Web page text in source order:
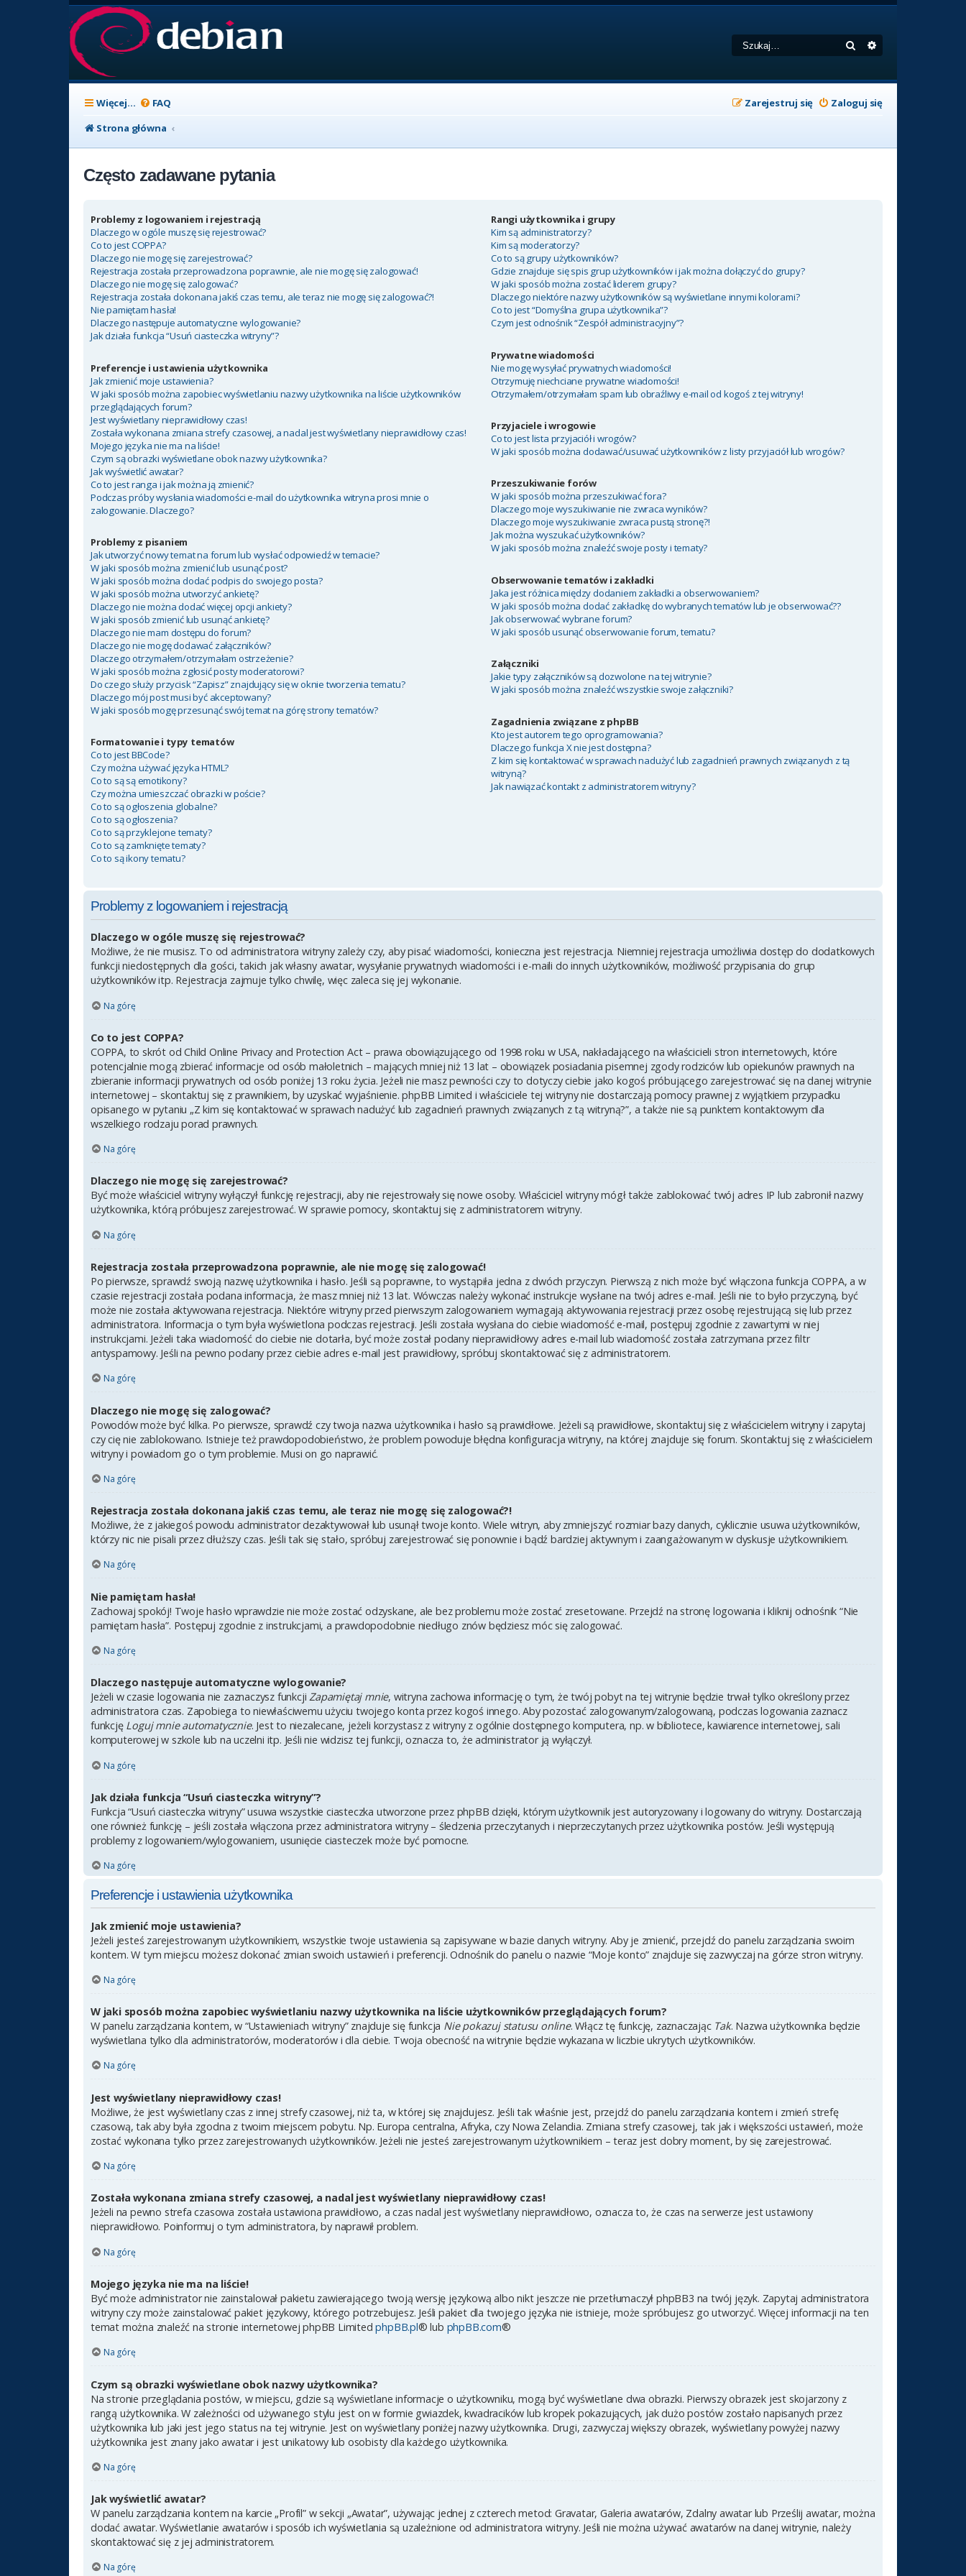
Szukaj
Więcej… FAQ Zaloguj się
Zarejestruj się
Strona główna
Często zadawane pytania
Problemy z logowaniem i rejestracją
Dlaczego w ogóle muszę się rejestrować?
Co to jest COPPA?
Dlaczego nie mogę się zarejestrować?
Rejestracja została przeprowadzona poprawnie, ale nie mogę się zalogować!
Dlaczego nie mogę się zalogować?
Rejestracja została dokonana jakiś czas temu, ale teraz nie mogę się zalogować?!
Nie pamiętam hasła!
Dlaczego następuje automatyczne wylogowanie?
Jak działa funkcja “Usuń ciasteczka witryny”?
Preferencje i ustawienia użytkownika
Jak zmienić moje ustawienia?
W jaki sposób można zapobiec wyświetlaniu nazwy użytkownika na liście użytkowników
przeglądających forum?
Jest wyświetlany nieprawidłowy czas!
Została wykonana zmiana strefy czasowej, a nadal jest wyświetlany nieprawidłowy czas!
Mojego języka nie ma na liście!
Czym są obrazki wyświetlane obok nazwy użytkownika?
Jak wyświetlić awatar?
Co to jest ranga i jak można ją zmienić?
Podczas próby wysłania wiadomości e-mail do użytkownika witryna prosi mnie o
zalogowanie. Dlaczego?
Problemy z pisaniem
Jak utworzyć nowy temat na forum lub wysłać odpowiedź w temacie?
W jaki sposób można zmienić lub usunąć post?
W jaki sposób można dodać podpis do swojego posta?
W jaki sposób można utworzyć ankietę?
Dlaczego nie można dodać więcej opcji ankiety?
W jaki sposób zmienić lub usunąć ankietę?
Dlaczego nie mam dostępu do forum?
Dlaczego nie mogę dodawać załączników?
Dlaczego otrzymałem/otrzymałam ostrzeżenie?
W jaki sposób można zgłosić posty moderatorowi?
Do czego służy przycisk “Zapisz” znajdujący się w oknie tworzenia tematu?
Dlaczego mój post musi być akceptowany?
W jaki sposób mogę przesunąć swój temat na górę strony tematów?
Formatowanie i typy tematów
Co to jest BBCode?
Czy można używać języka HTML?
Co to są są emotikony?
Czy można umieszczać obrazki w poście?
Co to są ogłoszenia globalne?
Co to są ogłoszenia?
Co to są przyklejone tematy?
Co to są zamknięte tematy?
Co to są ikony tematu?
Rangi użytkownika i grupy
Kim są administratorzy?
Kim są moderatorzy?
Co to są grupy użytkowników?
Gdzie znajduje się spis grup użytkowników i jak można dołączyć do grupy?
W jaki sposób można zostać liderem grupy?
Dlaczego niektóre nazwy użytkowników są wyświetlane innymi kolorami?
Co to jest “Domyślna grupa użytkownika”?
Czym jest odnośnik “Zespół administracyjny”?
Prywatne wiadomości
Nie mogę wysyłać prywatnych wiadomości!
Otrzymuję niechciane prywatne wiadomości!
Otrzymałem/otrzymałam spam lub obraźliwy e-mail od kogoś z tej witryny!
Przyjaciele i wrogowie
Co to jest lista przyjaciół i wrogów?
W jaki sposób można dodawać/usuwać użytkowników z listy przyjaciół lub wrogów?
Przeszukiwanie forów
W jaki sposób można przeszukiwać fora?
Dlaczego moje wyszukiwanie nie zwraca wyników?
Dlaczego moje wyszukiwanie zwraca pustą stronę?!
Jak można wyszukać użytkowników?
W jaki sposób można znaleźć swoje posty i tematy?
Obserwowanie tematów i zakładki
Jaka jest różnica między dodaniem zakładki a obserwowaniem?
W jaki sposób można dodać zakładkę do wybranych tematów lub je obserwować??
Jak obserwować wybrane forum?
W jaki sposób usunąć obserwowanie forum, tematu?
Załączniki
Jakie typy załączników są dozwolone na tej witrynie?
W jaki sposób można znaleźć wszystkie swoje załączniki?
Zagadnienia związane z phpBB
Kto jest autorem tego oprogramowania?
Dlaczego funkcja X nie jest dostępna?
Z kim się kontaktować w sprawach nadużyć lub zagadnień prawnych związanych z tą
witryną?
Jak nawiązać kontakt z administratorem witryny?
Problemy z logowaniem i rejestracją
Dlaczego w ogóle muszę się rejestrować?
Możliwe, że nie musisz. To od administratora witryny zależy czy, aby pisać wiadomości, konieczna jest rejestracja. Niemniej rejestracja umożliwia dostęp do dodatkowych
funkcji niedostępnych dla gości, takich jak własny awatar, wysyłanie prywatnych wiadomości i e-maili do innych użytkowników, możliwość przypisania do grup
użytkowników itp. Rejestracja zajmuje tylko chwilę, więc zaleca się jej wykonanie.
Na górę
Co to jest COPPA?
COPPA, to skrót od Child Online Privacy and Protection Act – prawa obowiązującego od 1998 roku w USA, nakładającego na właścicieli stron internetowych, które
potencjalnie mogą zbierać informacje od osób małoletnich – mających mniej niż 13 lat – obowiązek posiadania pisemnej zgody rodziców lub opiekunów prawnych na
zbieranie informacji prywatnych od osób poniżej 13 roku życia. Jeżeli nie masz pewności czy to dotyczy ciebie jako kogoś próbującego zarejestrować się na danej witrynie
internetowej – skontaktuj się z prawnikiem, by uzyskać wyjaśnienie. phpBB Limited i właściciele tej witryny nie dostarczają pomocy prawnej z wyjątkiem przypadku
opisanego w pytaniu „Z kim się kontaktować w sprawach nadużyć lub zagadnień prawnych związanych z tą witryną?”, a także nie są punktem kontaktowym dla
wszelkiego rodzaju porad prawnych.
Na górę
Dlaczego nie mogę się zarejestrować?
Być może właściciel witryny wyłączył funkcję rejestracji, aby nie rejestrowały się nowe osoby. Właściciel witryny mógł także zablokować twój adres IP lub zabronił nazwy
użytkownika, którą próbujesz zarejestrować. W sprawie pomocy, skontaktuj się z administratorem witryny.
Na górę
Rejestracja została przeprowadzona poprawnie, ale nie mogę się zalogować!
Po pierwsze, sprawdź swoją nazwę użytkownika i hasło. Jeśli są poprawne, to wystąpiła jedna z dwóch przyczyn. Pierwszą z nich może być włączona funkcja COPPA, a w
czasie rejestracji została podana informacja, że masz mniej niż 13 lat. Wówczas należy wykonać instrukcje wysłane na twój adres e-mail. Jeśli nie to było przyczyną, być
może nie została aktywowana rejestracja. Niektóre witryny przed pierwszym zalogowaniem wymagają aktywowania rejestracji przez osobę rejestrującą się lub przez
administratora. Informacja o tym była wyświetlona podczas rejestracji. Jeśli została wysłana do ciebie wiadomość e-mail, postępuj zgodnie z zawartymi w niej
instrukcjami. Jeżeli taka wiadomość do ciebie nie dotarła, być może został podany nieprawidłowy adres e-mail lub wiadomość została zatrzymana przez filtr
antyspamowy. Jeśli na pewno podany przez ciebie adres e-mail jest prawidłowy, spróbuj skontaktować się z administratorem.
Na górę
Dlaczego nie mogę się zalogować?
Powodów może być kilka. Po pierwsze, sprawdź czy twoja nazwa użytkownika i hasło są prawidłowe. Jeżeli są prawidłowe, skontaktuj się z właścicielem witryny i zapytaj
czy cię nie zablokowano. Istnieje też prawdopodobieństwo, że problem powoduje błędna konfiguracja witryny, na której znajduje się forum. Skontaktuj się z właścicielem
witryny i powiadom go o tym problemie. Musi on go naprawić.
Na górę
Rejestracja została dokonana jakiś czas temu, ale teraz nie mogę się zalogować?!
Możliwe, że z jakiegoś powodu administrator dezaktywował lub usunął twoje konto. Wiele witryn, aby zmniejszyć rozmiar bazy danych, cyklicznie usuwa użytkowników,
którzy nic nie pisali przez dłuższy czas. Jeśli tak się stało, spróbuj zarejestrować się ponownie i bądź bardziej aktywnym i zaangażowanym w dyskusje użytkownikiem.
Na górę
Nie pamiętam hasła!
Zachowaj spokój! Twoje hasło wprawdzie nie może zostać odzyskane, ale bez problemu może zostać zresetowane. Przejdź na stronę logowania i kliknij odnośnik “Nie
pamiętam hasła”. Postępuj zgodnie z instrukcjami, a prawdopodobnie niedługo znów będziesz móc się zalogować.
Na górę
Dlaczego następuje automatyczne wylogowanie?
Jeżeli w czasie logowania nie zaznaczysz funkcjiZapamiętaj mnie, witryna zachowa informację o tym, że twój pobyt na tej witrynie będzie trwał tylko określony przez
administratora czas. Zapobiega to niewłaściwemu użyciu twojego konta przez kogoś innego. Aby pozostać zalogowanym/zalogowaną, podczas logowania zaznacz
funkcję Loguj mnie automatycznie. Jest to niezalecane, jeżeli korzystasz z witryny z ogólnie dostępnego komputera, np. w bibliotece, kawiarence internetowej, sali
komputerowej w szkole lub na uczelni itp. Jeśli nie widzisz tej funkcji, oznacza to, że administrator ją wyłączył.
Na górę
Jak działa funkcja “Usuń ciasteczka witryny”?
Funkcja “Usuń ciasteczka witryny” usuwa wszystkie ciasteczka utworzone przez phpBB dzięki, którym użytkownik jest autoryzowany i logowany do witryny. Dostarczają
one również funkcję – jeśli została włączona przez administratora witryny – śledzenia przeczytanych i nieprzeczytanych przez użytkownika postów. Jeśli występują
problemy z logowaniem/wylogowaniem, usunięcie ciasteczek może być pomocne.
Na górę
Preferencje i ustawienia użytkownika
Jak zmienić moje ustawienia?
Jeżeli jesteś zarejestrowanym użytkownikiem, wszystkie twoje ustawienia są zapisywane w bazie danych witryny. Aby je zmienić, przejdź do panelu zarządzania swoim
kontem. W tym miejscu możesz dokonać zmian swoich ustawień i preferencji. Odnośnik do panelu o nazwie “Moje konto” znajduje się zazwyczaj na górze stron witryny.
Na górę
W jaki sposób można zapobiec wyświetlaniu nazwy użytkownika na liście użytkowników przeglądających forum?
W panelu zarządzania kontem, w “Ustawieniach witryny” znajduje się funkcja Nie pokazuj statusu online. Włącz tę funkcję, zaznaczając Tak. Nazwa użytkownika będzie
wyświetlana tylko dla administratorów, moderatorów i dla ciebie. Twoja obecność na witrynie będzie wykazana w liczbie ukrytych użytkowników.
Na górę
Jest wyświetlany nieprawidłowy czas!
Możliwe, że jest wyświetlany czas z innej strefy czasowej, niż ta, w której się znajdujesz. Jeśli tak właśnie jest, przejdź do panelu zarządzania kontem i zmień strefę
czasową, tak aby była zgodna z twoim miejscem pobytu. Np. Europa centralna, Afryka, czy Nowa Zelandia. Zmiana strefy czasowej, tak jak i większości ustawień, może
zostać wykonana tylko przez zarejestrowanych użytkowników. Jeżeli nie jesteś zarejestrowanym użytkownikiem – teraz jest dobry moment, by się zarejestrować.
Na górę
Została wykonana zmiana strefy czasowej, a nadal jest wyświetlany nieprawidłowy czas!
Jeżeli na pewno strefa czasowa została ustawiona prawidłowo, a czas nadal jest wyświetlany nieprawidłowo, oznacza to, że czas na serwerze jest ustawiony
nieprawidłowo. Poinformuj o tym administratora, by naprawił problem.
Na górę
Mojego języka nie ma na liście!
Być może administrator nie zainstalował pakietu zawierającego twoją wersję językową albo nikt jeszcze nie przetłumaczył phpBB3 na twój język. Zapytaj administratora
witryny czy może zainstalować pakiet językowy, którego potrzebujesz. Jeśli pakiet dla twojego języka nie istnieje, może spróbujesz go utworzyć. Więcej informacji na ten
temat można znaleźć na stronie internetowej phpBB LimitedphpBB.pl® lub phpBB.com®
Na górę
Czym są obrazki wyświetlane obok nazwy użytkownika?
Na stronie przeglądania postów, w miejscu, gdzie są wyświetlane informacje o użytkowniku, mogą być wyświetlane dwa obrazki. Pierwszy obrazek jest skojarzony z
rangą użytkownika. W zależności od używanego stylu jest on w formie gwiazdek, kwadracików lub kropek pokazujących, jak dużo postów zostało napisanych przez
użytkownika lub jaki jest jego status na tej witrynie. Jest on wyświetlany poniżej nazwy użytkownika. Drugi, zazwyczaj większy obrazek, wyświetlany powyżej nazwy
użytkownika jest znany jako awatar i jest unikatowy lub osobisty dla każdego użytkownika.
Na górę
Jak wyświetlić awatar?
W panelu zarządzania kontem na karcie „Profil” w sekcji „Awatar”, używając jednej z czterech metod: Gravatar, Galeria awatarów, Zdalny awatar lub Prześlij awatar, można
dodać awatar. Wyświetlanie awatarów i sposób ich wyświetlania są uzależnione od administratora witryny. Jeśli nie można używać awatarów na danej witrynie, należy
skontaktować się z jej administratorem.
Na górę